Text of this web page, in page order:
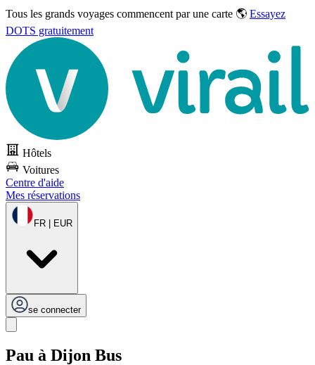
Tous les grands voyages commencent par une carte 🌎 Essayez
DOTS gratuitement
Hôtels
Voitures
Centre d'aide
Mes réservations
FR | EUR
se connecter
Pau à Dijon Bus